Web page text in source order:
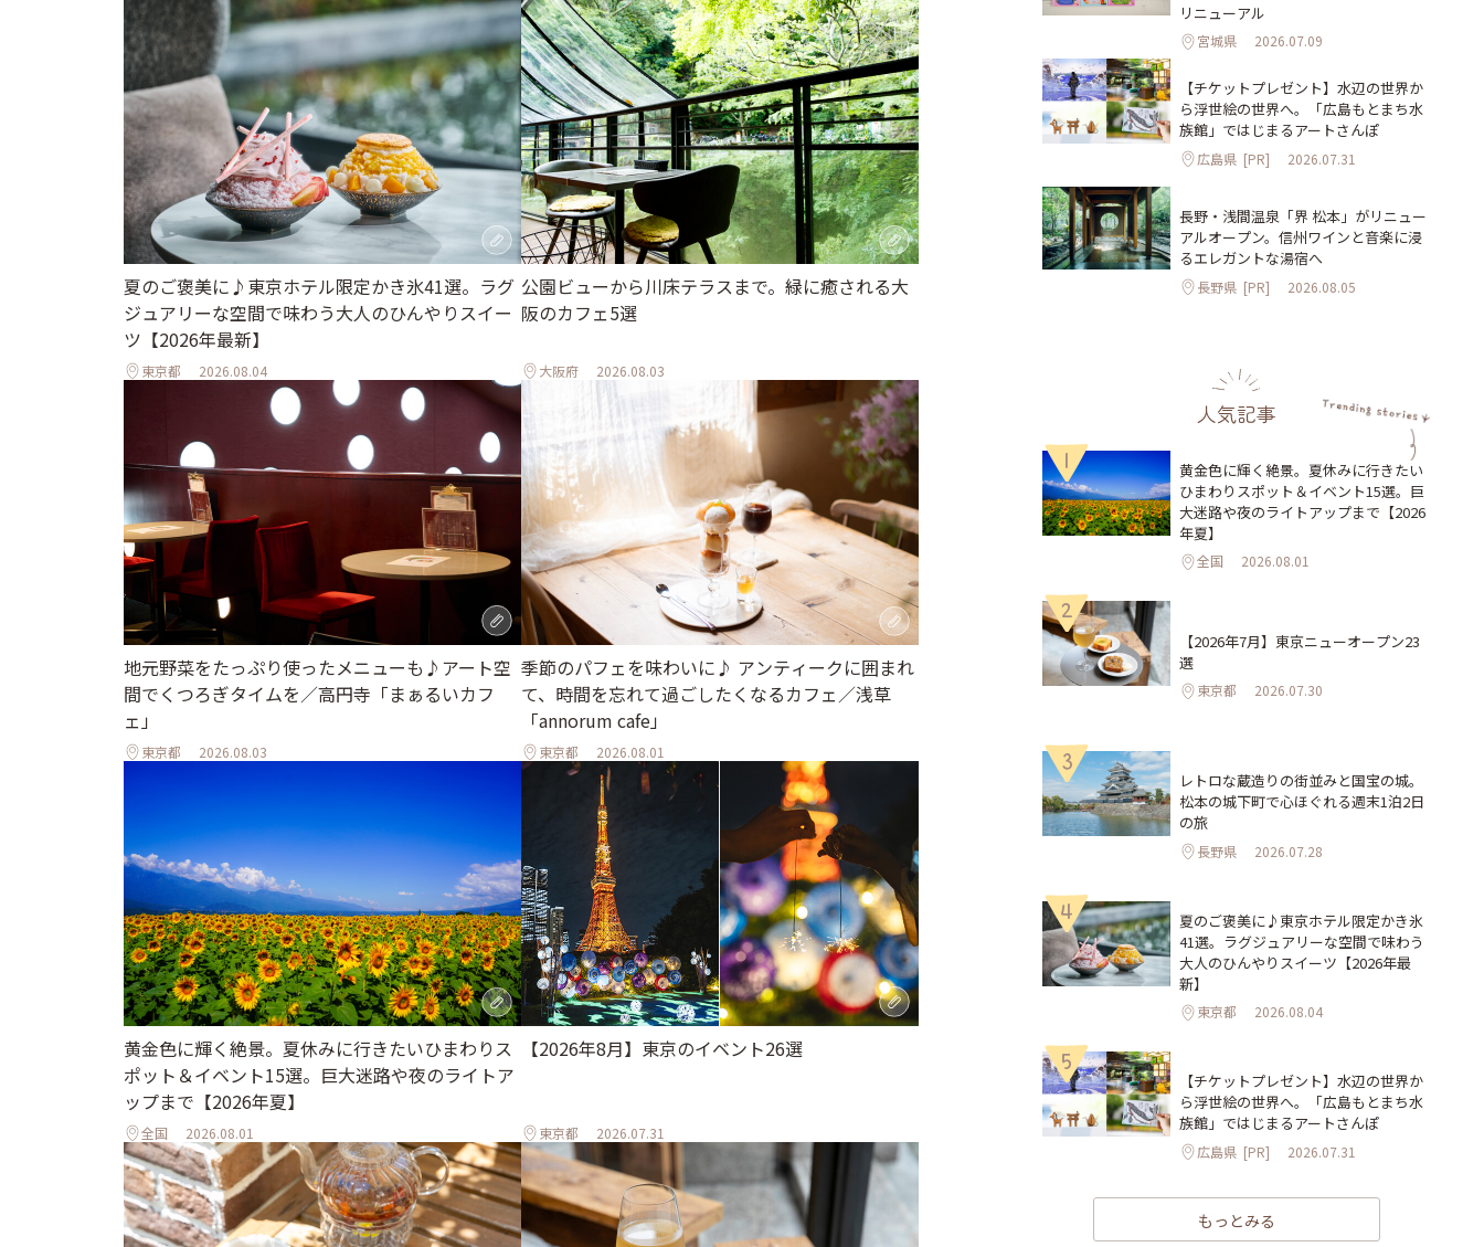
夏のご褒美に♪東京ホテル限定かき氷41選。ラグ
ジュアリーな空間で味わう大人のひんやりスイー
ツ【2026年最新】
東京都 2026.08.04
公園ビューから川床テラスまで。緑に癒される大
阪のカフェ5選
大阪府 2026.08.03
地元野菜をたっぷり使ったメニューも♪アート空
間でくつろぎタイムを／高円寺「まぁるいカフ
ェ」
東京都 2026.08.03
季節のパフェを味わいに♪ アンティークに囲まれ
て、時間を忘れて過ごしたくなるカフェ／浅草
「annorum cafe」
東京都 2026.08.01
黄金色に輝く絶景。夏休みに行きたいひまわりス
ポット＆イベント15選。巨大迷路や夜のライトア
ップまで【2026年夏】
全国 2026.08.01
【2026年8月】東京のイベント26選
東京都 2026.07.31
リニューアル
宮城県 2026.07.09
【チケットプレゼント】水辺の世界か
ら浮世絵の世界へ。「広島もとまち水
族館」ではじまるアートさんぽ
広島県 [PR] 2026.07.31
長野・浅間温泉「界 松本」がリニュー
アルオープン。信州ワインと音楽に浸
るエレガントな湯宿へ
長野県 [PR] 2026.08.05
人気記事
1
黄金色に輝く絶景。夏休みに行きたい
ひまわりスポット＆イベント15選。巨
大迷路や夜のライトアップまで【2026
年夏】
全国 2026.08.01
2
【2026年7月】東京ニューオープン23
選
東京都 2026.07.30
3
レトロな蔵造りの街並みと国宝の城。
松本の城下町で心ほぐれる週末1泊2日
の旅
長野県 2026.07.28
4
夏のご褒美に♪東京ホテル限定かき氷
41選。ラグジュアリーな空間で味わう
大人のひんやりスイーツ【2026年最
新】
東京都 2026.08.04
5
【チケットプレゼント】水辺の世界か
ら浮世絵の世界へ。「広島もとまち水
族館」ではじまるアートさんぽ
広島県 [PR] 2026.07.31
もっとみる